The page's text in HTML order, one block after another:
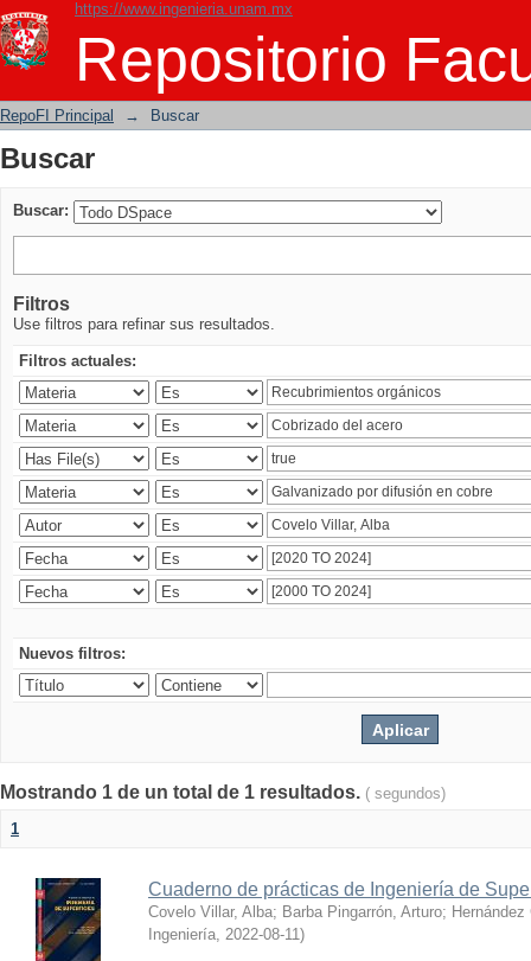
https://www.ingenieria.unam.mx
Repositorio
Buscar
RepoFI Principal → Buscar
Buscar
Buscar:
Filtros
Use filtros para refinar sus resultados.
Filtros actuales:
Nuevos filtros:
Mostrando 1 de un total de 1 resultados. ( segundos)
1
Cuaderno de prácticas de Ingeniería de
Covelo Villar, Alba; Barba Pingarrón, Arturo;
Ingeniería, 2022-08-11)